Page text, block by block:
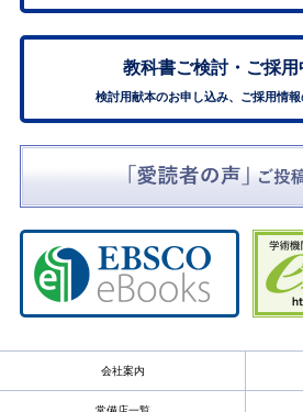
教科書ご検討・ ご採
検討用献本のお申し込み、ご採用情
会社案内